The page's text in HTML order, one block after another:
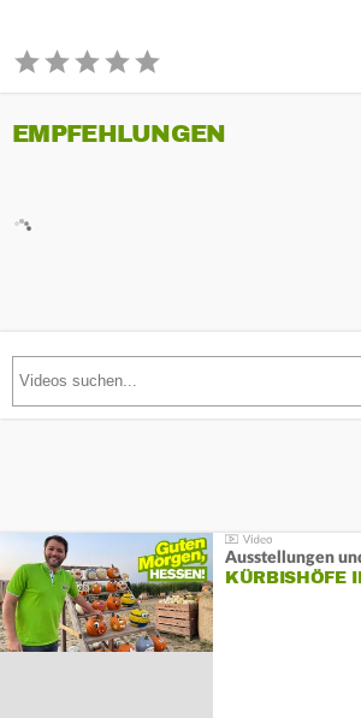
EMPFEHLUNGEN
Ausstellungen
KÜRBISHÖFE